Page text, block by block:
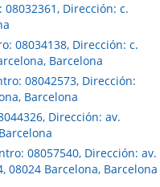
Dirección: c.
08034138, Dirección: c.
Barcelona
08042573, Dirección:
Barcelona
Dirección: av.
08057540, Dirección: av.
08024 Barcelona, Barcelona